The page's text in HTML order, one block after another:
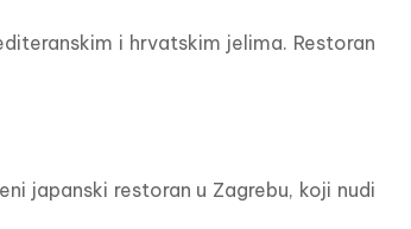
i hrvatskim jelima. Restoran
japanski restoran u Zagrebu, koji nudi